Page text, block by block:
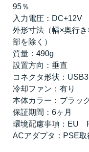
95％
入力電圧：DC+12V
外形寸法（幅×奥行
部を除く）
質量：490g
設置方向：垂直
コネクタ形状：
冷却ファン：有り
本体カラー：ブラッ
保証期間：6ヶ月
環境配慮事項：EU
ACアダプタ：PSE